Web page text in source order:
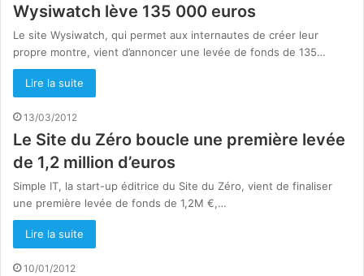
Wysiwatch lève 135 000 euros
Le site Wysiwatch, qui permet aux internautes de créer leur
propre montre, vient d’annoncer une levée de fonds de 135…
Lire la suite
13/03/2012
Le Site du Zéro boucle une première levée
de 1,2 million d’euros
Simple IT, la start-up éditrice du Site du Zéro, vient de finaliser
une première levée de fonds de 1,2M €,…
Lire la suite
10/01/2012